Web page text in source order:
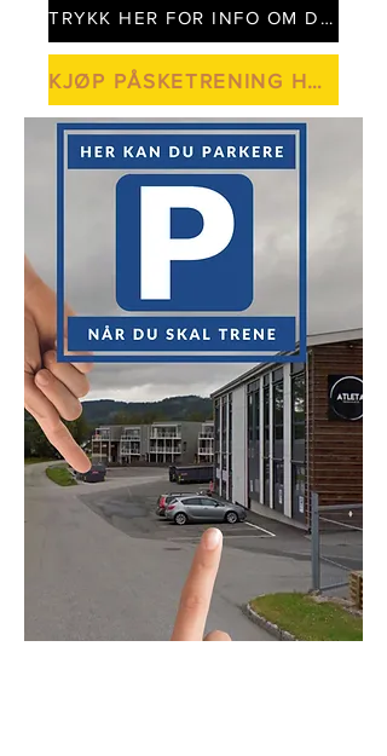
TRYKK HER FOR INFO OM DROP- IN
KJØP PÅSKETRENING HER